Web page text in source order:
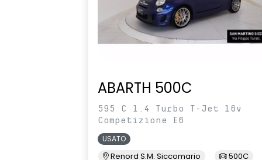
ABARTH 500C
595 C 1.4 Turbo T-Jet 16v
Competizione E6
USATO
Renord S.M. Siccomario
500C